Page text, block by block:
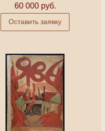
60 000 руб.
Оставить заявку